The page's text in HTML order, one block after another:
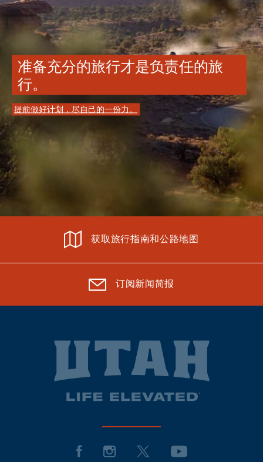
准备充分的旅行才是负责任的旅
行。
提前做好计划，尽自己的一份力。
获取旅行指南和公路地图
订阅新闻简报